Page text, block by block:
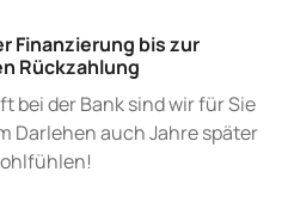
Finanzierung bis zur
Rückzahlung
bei der Bank sind wir für Sie
Darlehen auch Jahre später